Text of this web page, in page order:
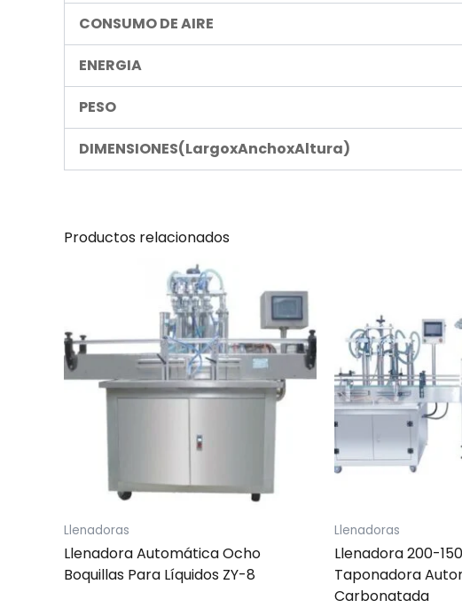
CONSUMO DE AIRE
ENERGIA
PESO
DIMENSIONES(LargoxAnchoxAltura)
Productos relacionados
Llenadoras
Llenadora Automática Ocho
Boquillas Para Líquidos ZY-8
Llenadoras
Llenadora 200-
Taponadora
Carbonatada